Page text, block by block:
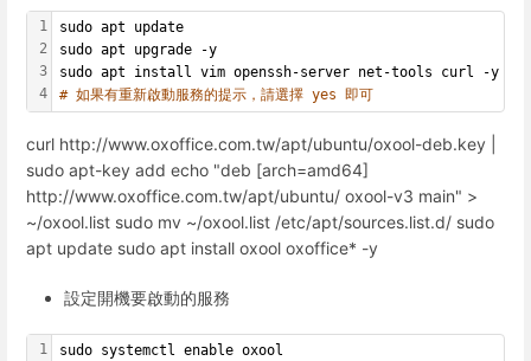
1
2
3
4
sudo apt update
sudo apt upgrade -y
sudo apt install vim openssh-server net-tools curl -y
# 如果有重新啟動服務的提示，請選擇 yes 即可
curl http://www.oxoffice.com.tw/apt/ubuntu/oxool-deb.key |
sudo apt-key add echo "deb [arch=amd64]
http://www.oxoffice.com.tw/apt/ubuntu/ oxool-v3 main" >
~/oxool.list sudo mv ~/oxool.list /etc/apt/sources.list.d/ sudo
apt update sudo apt install oxool oxoffice* -y
設定開機要啟動的服務
1
sudo systemctl enable oxool